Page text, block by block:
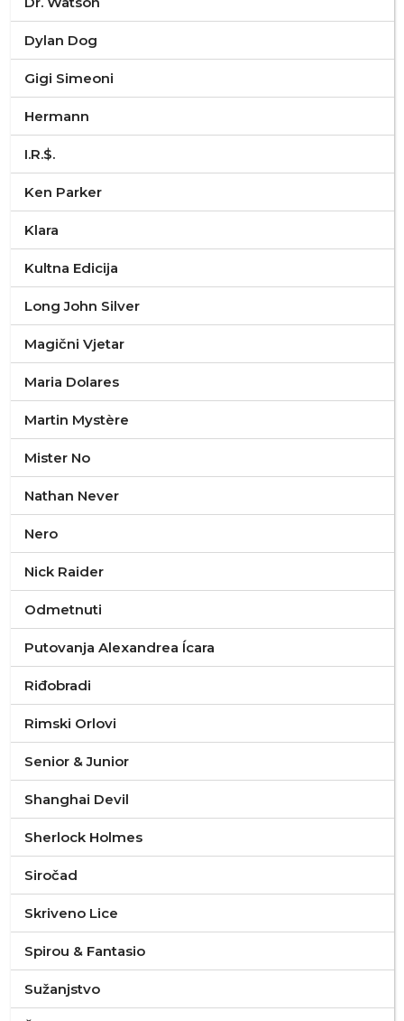
Dylan Dog
Gigi Simeoni
Hermann
I.R.$.
Ken Parker
Klara
Kultna Edicija
Long John Silver
Magični Vjetar
Maria Dolares
Martin Mystère
Mister No
Nathan Never
Nero
Nick Raider
Odmetnuti
Putovanja Alexandrea Ícara
Riđobradi
Rimski Orlovi
Senior & Junior
Shanghai Devil
Sherlock Holmes
Siročad
Skriveno Lice
Spirou & Fantasio
Sužanjstvo